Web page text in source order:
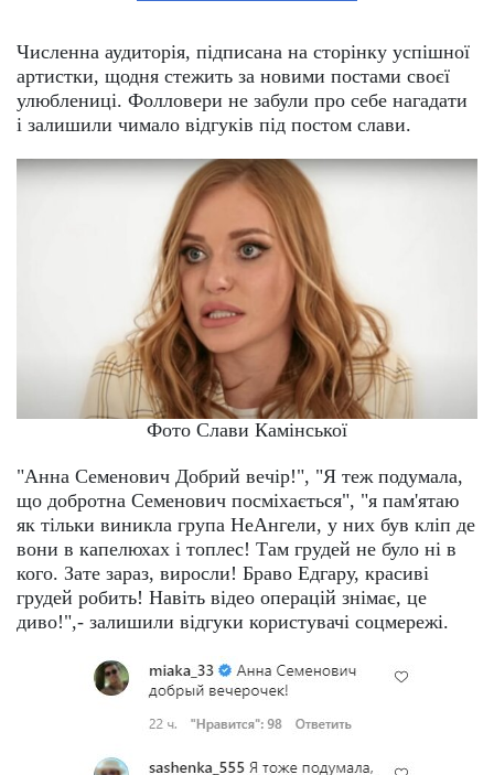
Численна аудиторія, підписана на сторінку успішної
артистки, щодня стежить за новими постами своєї
улюблениці. Фолловери не забули про себе нагадати
і залишили чимало відгуків під постом слави.
Фото Слави Камінської
"Анна Семенович Добрий вечір!", "Я теж подумала,
що добротна Семенович посміхається", "я пам'ятаю
як тільки виникла група НеАнгели, у них був кліп де
вони в капелюхах і топлес! Там грудей не було ні в
кого. Зате зараз, виросли! Браво Едгару, красиві
грудей робить! Навіть відео операцій знімає, це
диво!",- залишили відгуки користувачі соцмережі.